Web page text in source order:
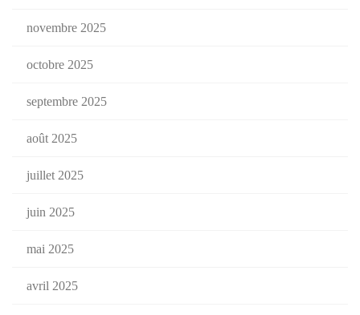
novembre 2025
octobre 2025
septembre 2025
août 2025
juillet 2025
juin 2025
mai 2025
avril 2025